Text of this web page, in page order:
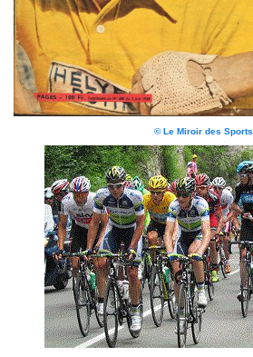
© Le Miroir des Sports